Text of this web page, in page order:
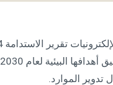
تدوير الموارد.